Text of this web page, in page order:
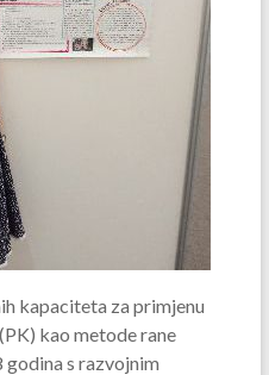
kapaciteta za primjenu
kao metode rane
godina s razvojnim